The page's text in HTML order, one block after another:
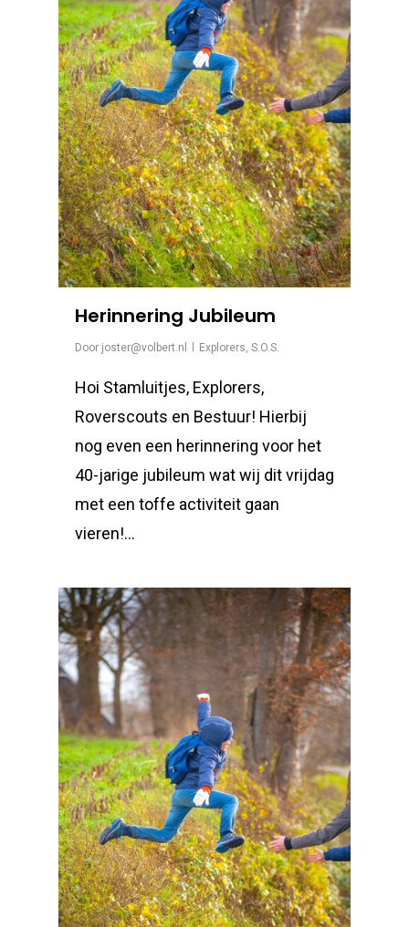
Herinnering Jubileum
Door joster@volbert.nl Explorers, S.O.S.
Hoi Stamluitjes, Explorers,
Roverscouts en Bestuur! Hierbij
nog even een herinnering voor het
40-jarige jubileum wat wij dit vrijdag
met een toffe activiteit gaan
vieren!…